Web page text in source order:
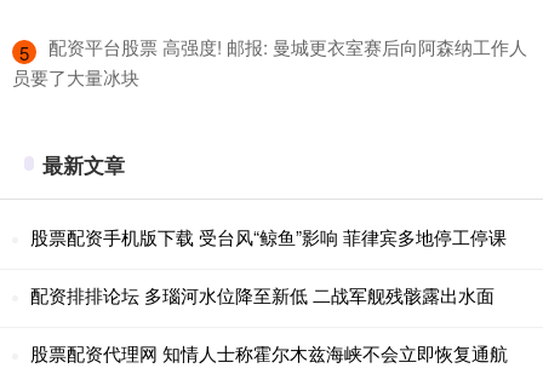
5
​配资平台股票 高强度! 邮报: 曼城更衣室赛后向阿森纳工作人
员要了大量冰块
最新文章
股票配资手机版下载 受台风“鲸鱼”影响 菲律宾多地停工停课
配资排排论坛 多瑙河水位降至新低 二战军舰残骸露出水面
股票配资代理网 知情人士称霍尔木兹海峡不会立即恢复通航